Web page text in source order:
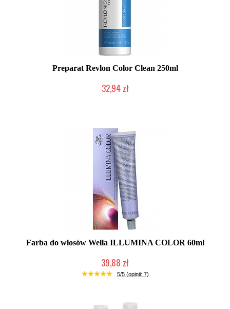
Preparat Revlon Color Clean 250ml
32,94 zł
Farba do włosów Wella ILLUMINA COLOR 60ml
39,88 zł
Duża ilość (wysyłka w 24h)
5/5 (opinii: 7)